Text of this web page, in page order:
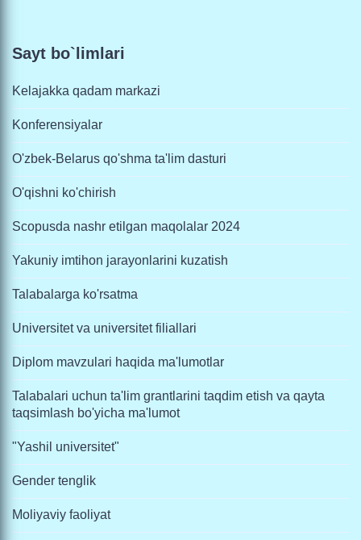
Sayt bo`limlari
Kelajakka qadam markazi
Konferensiyalar
O'zbek-Belarus qo'shma ta'lim dasturi
O'qishni ko'chirish
Scopusda nashr etilgan maqolalar 2024
Yakuniy imtihon jarayonlarini kuzatish
Talabalarga ko'rsatma
Universitet va universitet filiallari
Diplom mavzulari haqida ma'lumotlar
Talabalari uchun ta'lim grantlarini taqdim etish va qayta
taqsimlash bo'yicha ma'lumot
"Yashil universitet"
Gender tenglik
Moliyaviy faoliyat